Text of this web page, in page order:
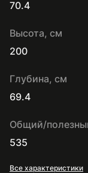
70.4
Высота, см
200
Глубина, см
69.4
Общий/
535
Все характеристики